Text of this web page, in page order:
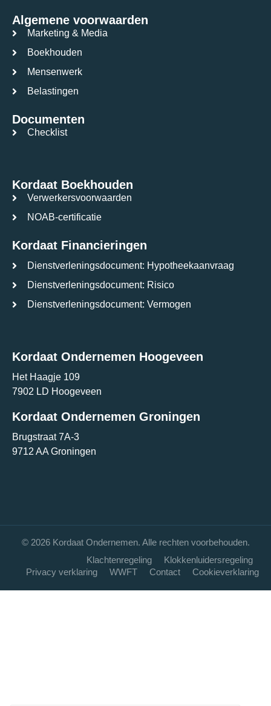
Algemene voorwaarden
Marketing & Media
Boekhouden
Mensenwerk
Belastingen
Documenten
Checklist
Kordaat Boekhouden
Verwerkersvoorwaarden
NOAB-certificatie
Kordaat Financieringen
Dienstverleningsdocument: Hypotheekaanvraag
Dienstverleningsdocument: Risico
Dienstverleningsdocument: Vermogen
Kordaat Ondernemen Hoogeveen
Het Haagje 109
7902 LD Hoogeveen
Kordaat Ondernemen Groningen
Brugstraat 7A-3
9712 AA Groningen
© 2026 Kordaat Ondernemen. Alle rechten voorbehouden.
Klachtenregeling
Klokkenluidersregeling
Privacy verklaring
WWFT Contact Cookieverklaring